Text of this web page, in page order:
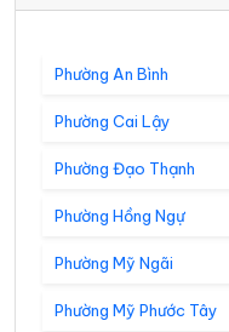
Phường An Bình
Phường Cai Lậy
Phường Đạo Thạnh
Phường Hồng Ngự
Phường Mỹ Ngãi
Phường Mỹ Phước Tây